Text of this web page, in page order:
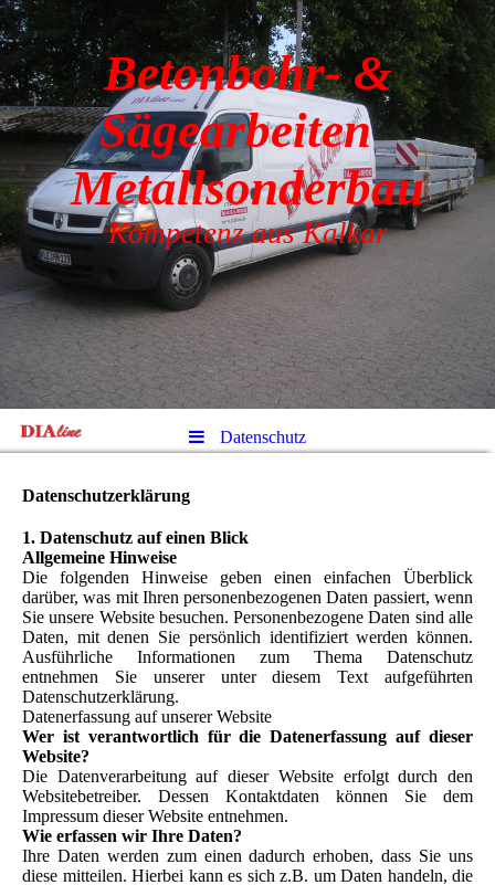
Betonbohr- &
Sägearbeiten
Metallsonderbau
Kompetenz aus Kalkar
Datenschutz
Datenschutzerklärung
1. Datenschutz auf einen Blick
Allgemeine Hinweise
Die folgenden Hinweise geben einen einfachen Überblick
darüber, was mit Ihren personenbezogenen Daten passiert, wenn
Sie unsere Website besuchen. Personenbezogene Daten sind alle
Daten, mit denen Sie persönlich identifiziert werden können.
Ausführliche Informationen zum Thema Datenschutz
entnehmen Sie unserer unter diesem Text aufgeführten
Datenschutzerklärung.
Datenerfassung auf unserer Website
Wer ist verantwortlich für die Datenerfassung auf dieser
Website?
Die Datenverarbeitung auf dieser Website erfolgt durch den
Websitebetreiber. Dessen Kontaktdaten können Sie dem
Impressum dieser Website entnehmen.
Wie erfassen wir Ihre Daten?
Ihre Daten werden zum einen dadurch erhoben, dass Sie uns
diese mitteilen. Hierbei kann es sich z.B. um Daten handeln, die